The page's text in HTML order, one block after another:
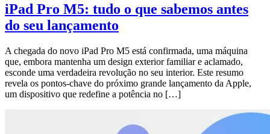
iPad Pro M5: tudo o que sabemos antes
do seu lançamento
A chegada do novo iPad Pro M5 está confirmada, uma máquina
que, embora mantenha um design exterior familiar e aclamado,
esconde uma verdadeira revolução no seu interior. Este resumo
revela os pontos-chave do próximo grande lançamento da Apple,
um dispositivo que redefine a potência no […]